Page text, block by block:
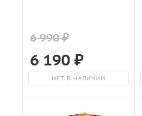
6 990 ₽
6 190₽
НЕТ В НАЛИЧИИ